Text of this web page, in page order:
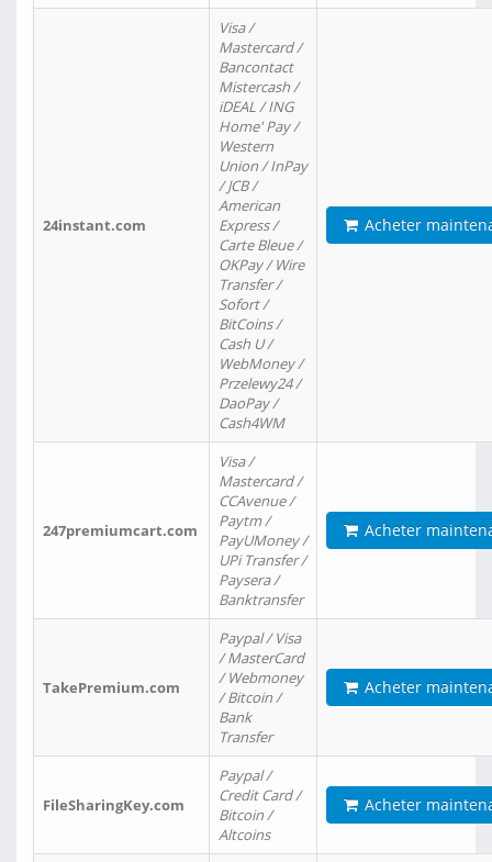
24instant.com
Visa /
Mastercard /
Bancontact
Mistercash /
iDEAL / ING
Home' Pay /
Western
Union / InPay
/ JCB /
American
Express /
Carte Bleue /
OKPay / Wire
Transfer /
Sofort /
BitCoins /
Cash U /
WebMoney /
Przelewy24 /
DaoPay /
Cash4WM
Acheter
247premiumcart.com
Visa /
Mastercard /
CCAvenue /
Paytm /
PayUMoney /
UPi Transfer /
Paysera /
Banktransfer
Acheter
TakePremium.com
Paypal / Visa
/ MasterCard
/ Webmoney
/ Bitcoin /
Bank
Transfer
Acheter
FileSharingKey.com
Paypal /
Credit Card /
Bitcoin /
Altcoins
Acheter